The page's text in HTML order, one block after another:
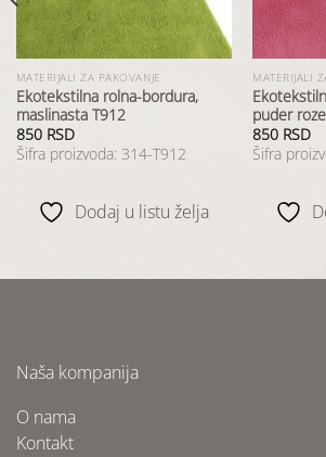
MATERIJALI ZA PAKOVANJE
Ekotekstilna rolna-bordura,
maslinasta T912
850 RSD
Šifra proizvoda: 314-T912
Dodaj u listu želja
MATERIJALI
puder
850 RSD
Šifra
Naša kompanija
O nama
Kontakt